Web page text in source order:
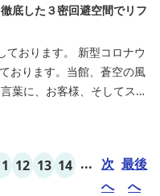
底した３密回避空間でリフ
。 新型コロナウ
おります。当館、蒼空の風
葉に、お客様、そしてスタ
に、館内設備、オペレーシ
。 ※「３密・感染対策の見
12 13 14 ... 次
へ
最後
へ